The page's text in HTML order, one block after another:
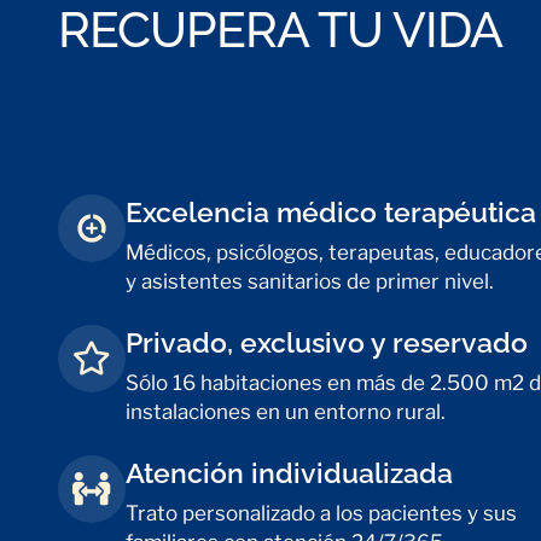
RECUPERA TU VIDA
Excelencia médico terapéutica
Médicos, psicólogos, terapeutas,
y asistentes sanitarios de primer nivel.
Privado, exclusivo y reservado
Sólo 16 habitaciones en más de 2.500 m2
instalaciones en un entorno rural.
Atención individualizada
Trato personalizado a los pacientes y sus